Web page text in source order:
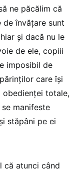
ne păcălim că
de învăţare sunt
și dacă nu le
de ele, copiii
imposibil de
care îşi
totale,
manifeste
stăpâni pe ei
că atunci când